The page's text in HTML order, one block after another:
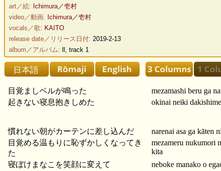
art／絵: Ichimura／壱村
video／動画: Ichimura／壱村
vocals／歌: KAITO
release date／リリース日付: 2019-2-13
album／アルバム:
ll, track 1
目覚ましベルが鳴った
mezamashi beru ga
起きない寝息抱きしめた
okinai neiki
慣れない朝がカーテンに差し込んだ
narenai asa ga kāten
目覚める温もりに恥ずかしくなってき
た
mezameru nukumori
kita
寝ぼけまなこを笑顔に変えて
neboke manako o